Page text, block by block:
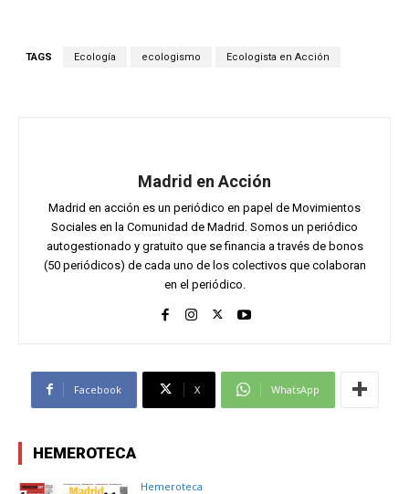
TAGS Ecología ecologismo Ecologista en Acción
Madrid en Acción
Madrid en acción es un periódico en papel de Movimientos
Sociales en la Comunidad de Madrid. Somos un periódico
autogestionado y gratuito que se financia a través de bonos
(50 periódicos) de cada uno de los colectivos que colaboran
en el periódico.
Facebook X WhatsApp
HEMEROTECA
Hemeroteca